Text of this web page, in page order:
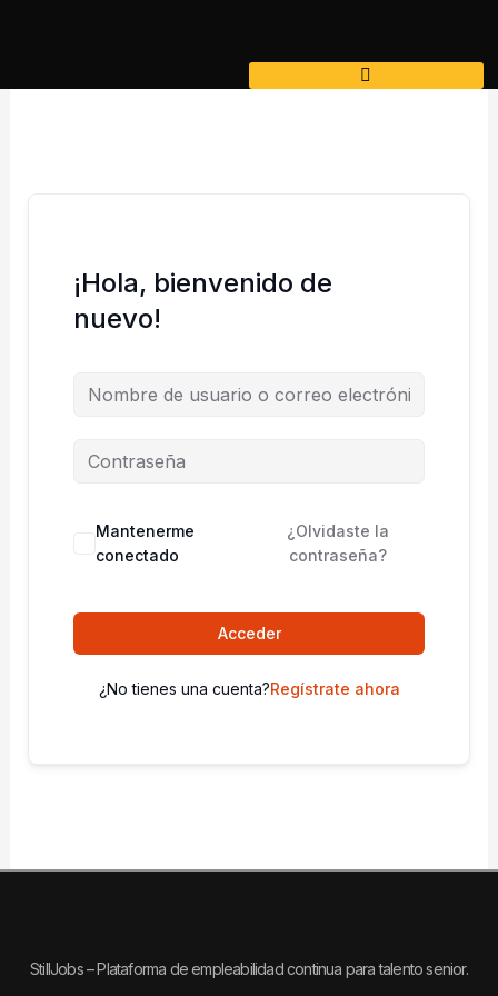
¡Hola, bienvenido de
nuevo!
Mantenerme
conectado
¿Olvidaste la
contraseña?
Acceder
¿No tienes una cuenta?Regístrate ahora
StillJobs – Plataforma de empleabilidad continua para talento senior.